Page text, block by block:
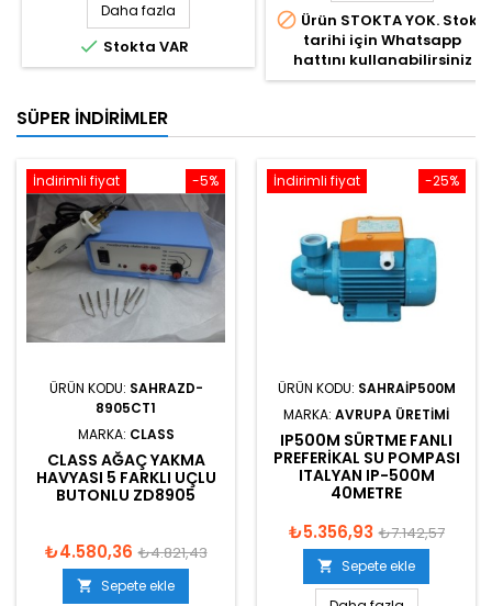
Daha fazla
 Stokta VAR
 Ürün STOKTA YOK. Stok
tarihi için Whatsapp
hattını kullanabilirsiniz
SÜPER İNDIRIMLER
-5%
İndirimli fiyat
ÜRÜN KODU: SAHRAZD-
8905CT1
MARKA: CLASS
CLASS AĞAÇ YAKMA
HAVYASI 5 FARKLI UÇLU
BUTONLU ZD8905
₺4.580,36 ₺4.821,43
 Sepete ekle
-25%
İndirimli fiyat
ÜRÜN KODU: SAHRAIP500M
MARKA: AVRUPA ÜRETIMI
IP500M SÜRTME FANLI
PREFERIKAL SU POMPASI
ITALYAN IP-500M
40METRE
₺5.356,93 ₺7.142,57
 Sepete ekle